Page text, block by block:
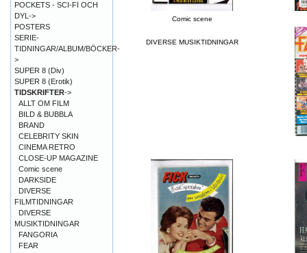
Comic scene
DIVERSE MUSIKTIDNINGAR
POCKETS - SCI-FI OCH
DYL->
POSTERS
SERIE-
TIDNINGAR/ALBUM/BÖCKER-
>
SUPER 8 (Div)
SUPER 8 (Erotik)
TIDSKRIFTER->
ALLT OM FILM
BILD & BUBBLA
BRAND
CELEBRITY SKIN
CINEMA RETRO
CLOSE-UP MAGAZINE
Comic scene
DARKSIDE
DIVERSE
FILMTIDNINGAR
DIVERSE
MUSIKTIDNINGAR
FANGORIA
FEAR